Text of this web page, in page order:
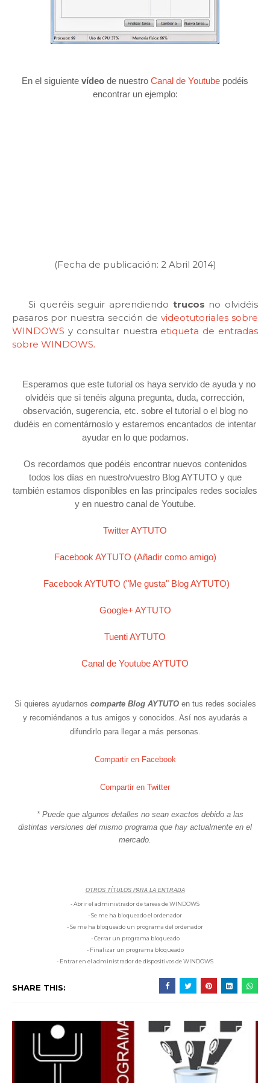
En el siguiente vídeo de nuestro Canal de Youtube podéis
encontrar un ejemplo:
(Fecha de publicación: 2 Abril 2014)
Si queréis seguir aprendiendo trucos no olvidéis
pasaros por nuestra sección de videotutoriales sobre
WINDOWS y consultar nuestra etiqueta de entradas
sobre WINDOWS.
Esperamos que este tutorial os haya servido de ayuda y no
olvidéis que si tenéis alguna pregunta, duda, corrección,
observación, sugerencia, etc. sobre el tutorial o el blog no
dudéis en comentárnoslo y estaremos encantados de intentar
ayudar en lo que podamos.
Os recordamos que podéis encontrar nuevos contenidos
todos los días en nuestro/vuestro Blog AYTUTO y que
también estamos disponibles en las principales redes sociales
y en nuestro canal de Youtube.
Twitter AYTUTO
Facebook AYTUTO (Añadir como amigo)
Facebook AYTUTO ("Me gusta" Blog AYTUTO)
Google+ AYTUTO
Tuenti AYTUTO
Canal de Youtube AYTUTO
Si quieres ayudarnos comparte Blog AYTUTOen tus redes sociales
y recomiéndanos a tus amigos y conocidos. Así nos ayudarás a
difundirlo para llegar a más personas.
Compartir en Facebook
Compartir en Twitter
* Puede que algunos detalles no sean exactos debido a las
distintas versiones del mismo programa que hay actualmente en el
mercado.
OTROS TÍTULOS PARA LA ENTRADA
- Abrir el administrador de tareas de WINDOWS
- Se me ha bloqueado el ordenador
- Se me ha bloqueado un programa del ordenador
- Cerrar un programa bloqueado
- Finalizar un programa bloqueado
- Entrar en el administrador de dispositivos de WINDOWS
SHARE THIS: